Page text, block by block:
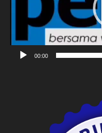
00:00